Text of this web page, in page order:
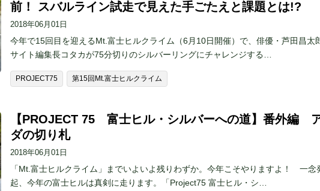
前！ スバルライン試走で見えた手ごたえと課題とは!?
2018年06月01日
今年で15回目を迎えるMt.富士ヒルクライム（6月10日開催）で、俳優・芦田昌太
サイト編集長コタカが75分切りのシルバーリングにチャレンジする…
PROJECT75 第15回Mt.富士ヒルクライム
【PROJECT 75 富士ヒル・シルバーへの道】番外編
ダの切り札
2018年06月01日
「Mt.富士ヒルクライム」までいよいよ残りわずか。今年こそやりますよ！ 一念
起、今年の富士ヒルは真剣に走ります。「Project75 富士ヒル・シ…